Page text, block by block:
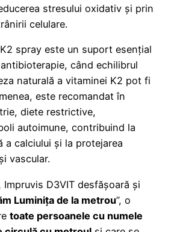
stresului oxidativ și prin
celulare.
spray este un suport esențial
când echilibrul
naturală a vitaminei K2 pot fi
este recomandat în
diete restrictive,
autoimune, contribuind la
a calciului și la protejarea
vascular.
Impruvis D3VIT desfășoară și
Luminița de la metrou”, o
toate persoanele cu numele